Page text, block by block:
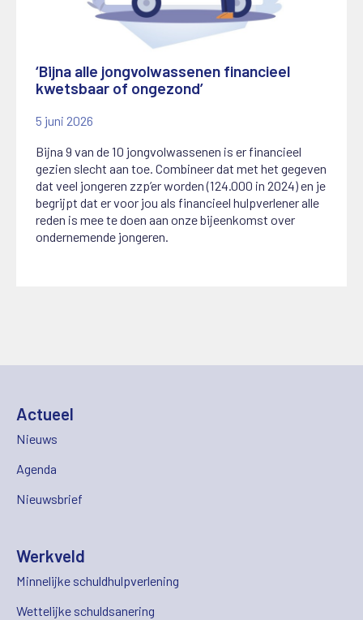
‘Bijna alle jongvolwassenen financieel
kwetsbaar of ongezond’
5 juni 2026
Bijna 9 van de 10 jongvolwassenen is er financieel
gezien slecht aan toe. Combineer dat met het gegeven
dat veel jongeren zzp’er worden (124.000 in 2024) en je
begrijpt dat er voor jou als financieel hulpverlener alle
reden is mee te doen aan onze bijeenkomst over
ondernemende jongeren.
Actueel
Nieuws
Agenda
Nieuwsbrief
Werkveld
Minnelijke schuldhulpverlening
Wettelijke schuldsanering